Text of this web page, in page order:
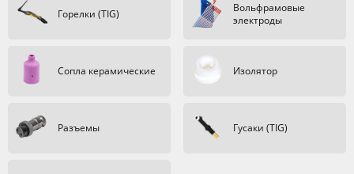
Горелки (TIG)
Вольфрамовые
электроды
Сопла керамические Изолятор
Разъемы Гусаки (TIG)